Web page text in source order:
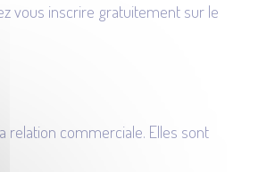
vous inscrire gratuitement sur le
relation commerciale. Elles sont